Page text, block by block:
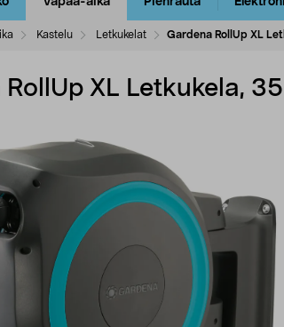
Kastelu Letkukelat Gardena RollUp XL
RollUp XL Letkukela,